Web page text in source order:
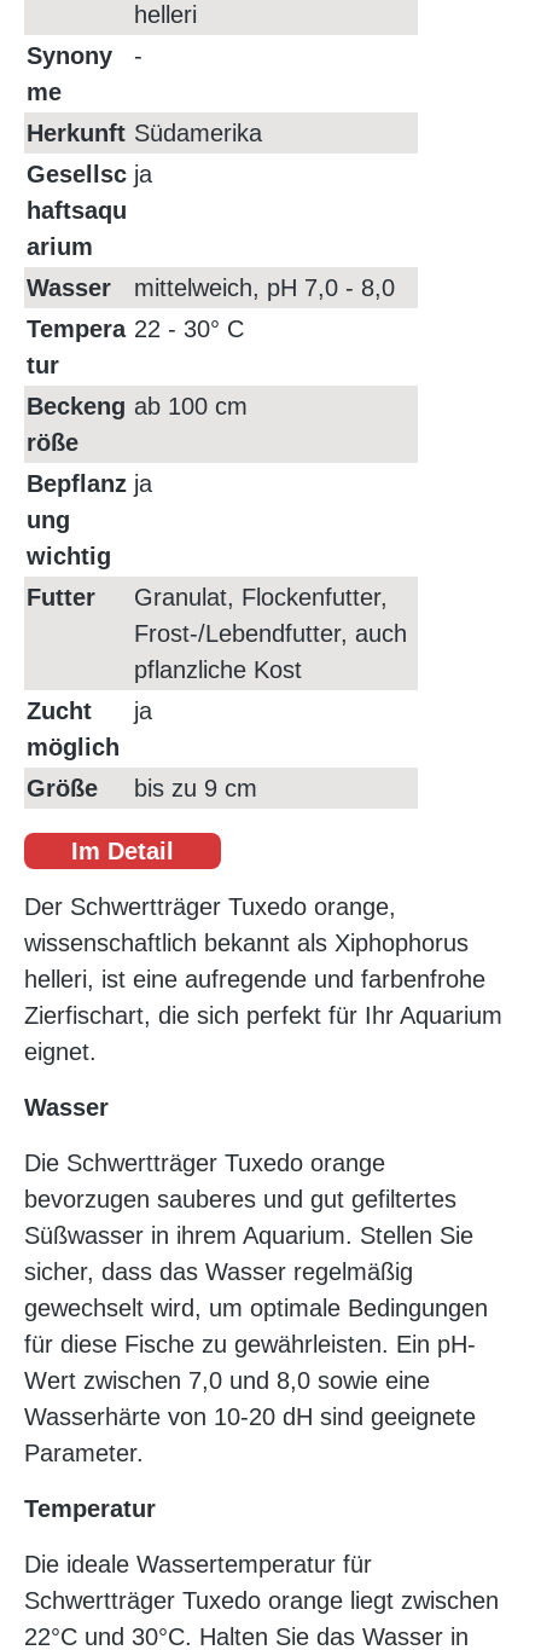
helleri
Synony
me
-
Herkunft Südamerika
Gesellsc
haftsaqu
arium
ja
Wasser
mittelweich, pH 7,0 - 8,0
Tempera
tur
22 - 30° C
Beckeng
röße
ab 100 cm
Bepflanz
ung
wichtig
ja
Futter
Granulat, Flockenfutter,
Frost-/Lebendfutter, auch
pflanzliche Kost
Zucht
möglich
ja
Größe bis zu 9 cm
Im Detail
Der Schwertträger Tuxedo orange,
wissenschaftlich bekannt als Xiphophorus
helleri, ist eine aufregende und farbenfrohe
Zierfischart, die sich perfekt für Ihr Aquarium
eignet.
Wasser
Die Schwertträger Tuxedo orange
bevorzugen sauberes und gut gefiltertes
Süßwasser in ihrem Aquarium. Stellen Sie
sicher, dass das Wasser regelmäßig
gewechselt wird, um optimale Bedingungen
für diese Fische zu gewährleisten. Ein pH-
Wert zwischen 7,0 und 8,0 sowie eine
Wasserhärte von 10-20 dH sind geeignete
Parameter.
Temperatur
Die ideale Wassertemperatur für
Schwertträger Tuxedo orange liegt zwischen
22°C und 30°C. Halten Sie das Wasser in